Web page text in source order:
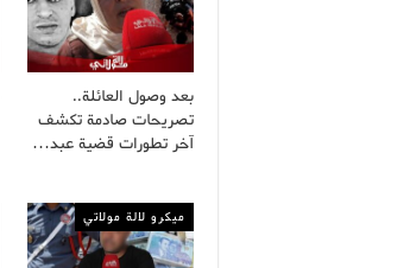
بعد وصول العائلة..
تصريحات صادمة تكشف
آخر تطورات قضية عبد…
ميكرو لالة مولاتي